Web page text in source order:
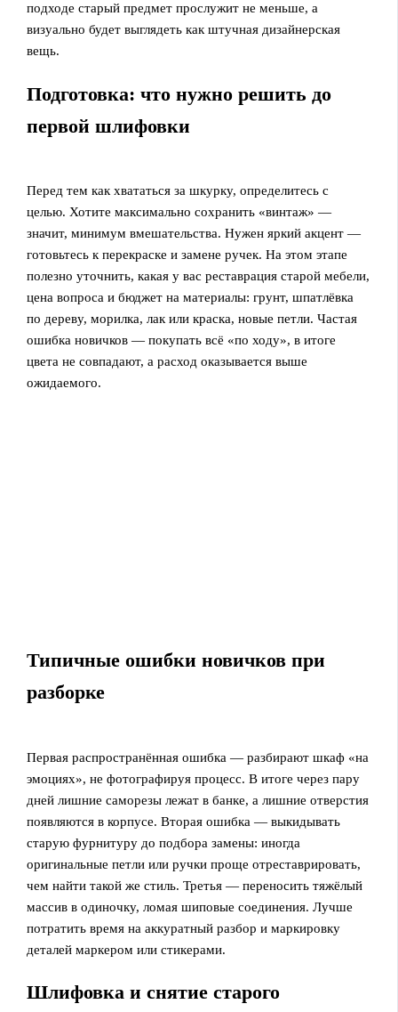
подходе старый предмет прослужит не меньше, а
визуально будет выглядеть как штучная дизайнерская
вещь.
Подготовка: что нужно решить до
первой шлифовки
Перед тем как хвататься за шкурку, определитесь с
целью. Хотите максимально сохранить «винтаж» —
значит, минимум вмешательства. Нужен яркий акцент —
готовьтесь к перекраске и замене ручек. На этом этапе
полезно уточнить, какая у вас реставрация старой мебели,
цена вопроса и бюджет на материалы: грунт, шпатлёвка
по дереву, морилка, лак или краска, новые петли. Частая
ошибка новичков — покупать всё «по ходу», в итоге
цвета не совпадают, а расход оказывается выше
ожидаемого.
Типичные ошибки новичков при
разборке
Первая распространённая ошибка — разбирают шкаф «на
эмоциях», не фотографируя процесс. В итоге через пару
дней лишние саморезы лежат в банке, а лишние отверстия
появляются в корпусе. Вторая ошибка — выкидывать
старую фурнитуру до подбора замены: иногда
оригинальные петли или ручки проще отреставрировать,
чем найти такой же стиль. Третья — переносить тяжёлый
массив в одиночку, ломая шиповые соединения. Лучше
потратить время на аккуратный разбор и маркировку
деталей маркером или стикерами.
Шлифовка и снятие старого